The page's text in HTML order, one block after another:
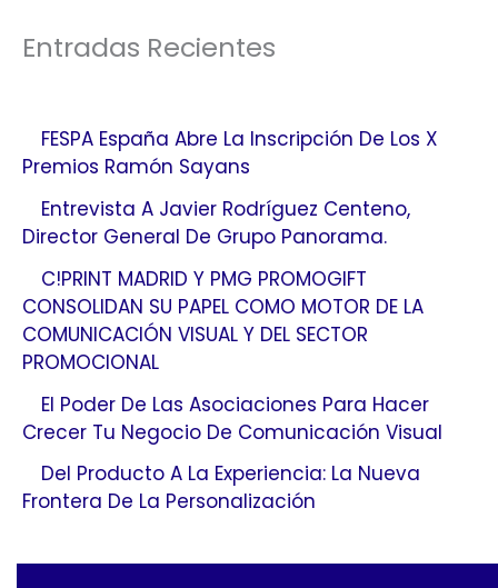
Entradas Recientes
FESPA España Abre La Inscripción De Los X
Premios Ramón Sayans
Entrevista A Javier Rodríguez Centeno,
Director General De Grupo Panorama.
C!PRINT MADRID Y PMG PROMOGIFT
CONSOLIDAN SU PAPEL COMO MOTOR DE LA
COMUNICACIÓN VISUAL Y DEL SECTOR
PROMOCIONAL
El Poder De Las Asociaciones Para Hacer
Crecer Tu Negocio De Comunicación Visual
Del Producto A La Experiencia: La Nueva
Frontera De La Personalización